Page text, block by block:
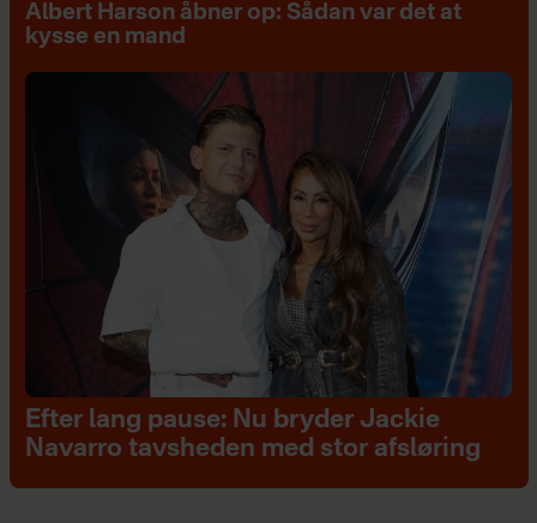
Albert Harson åbner op: Sådan var det at
kysse en mand
Efter lang pause: Nu bryder Jackie
Navarro tavsheden med stor afsløring